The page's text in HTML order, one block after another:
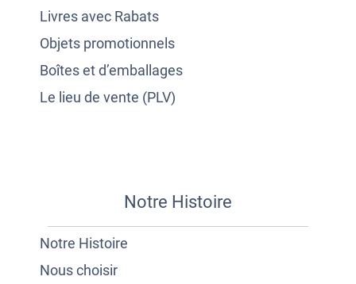
Livres avec Rabats
Objets promotionnels
Boîtes et d’emballages
Le lieu de vente (PLV)
Notre Histoire
Notre Histoire
Nous choisir